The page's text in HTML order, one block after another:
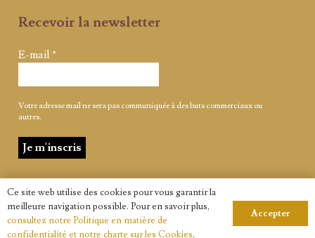
Recevoir la newsletter
E-mail *
Votre adresse mail ne sera pas communiquée à des buts commerciaux ou
autres.
Ce site web utilise des cookies pour vous garantir la
meilleure navigation possible. Pour en savoir plus,
consultez notre Politique en matière de
confidentialité et notre charte sur les Cookies.
Accepter